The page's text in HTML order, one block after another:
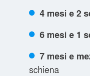
4 mesi e 2
6 mesi e 1
7 mesi e
schiena